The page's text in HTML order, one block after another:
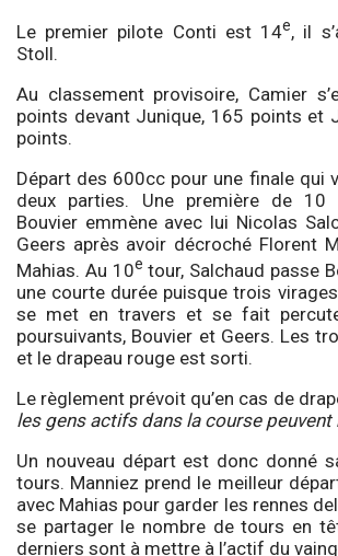
Le premier pilote Conti est 14e, il
Stoll.
Au classement provisoire, Camier
points devant Junique, 165 points et
points.
Départ des 600cc pour une finale qui
deux parties. Une première de 10
Bouvier emmène avec lui Nicolas
Geers après avoir décroché Florent
Mahias. Au 10e tour, Salchaud passe
une courte durée puisque trois
se met en travers et se fait
poursuivants, Bouvier et Geers. Les
et le drapeau rouge est sorti.
Le règlement prévoit qu’en cas de
les gens actifs dans la course
Un nouveau départ est donc donné
tours. Manniez prend le meilleur
avec Mahias pour garder les rennes
se partager le nombre de tours en
derniers sont à mettre à l’actif du